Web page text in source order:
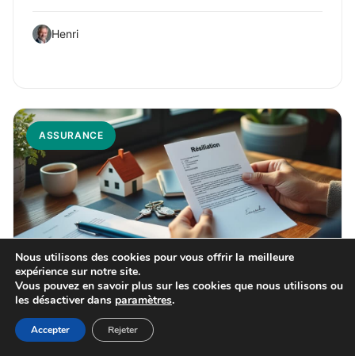
Henri
ASSURANCE
23 juillet 2026
Assurance habitation résiliée : causes,
droits et solutions clés
Nous utilisons des cookies pour vous offrir la meilleure
expérience sur notre site.
Vous pouvez en savoir plus sur les cookies que nous utilisons ou
les désactiver dans paramètres.
Accepter Rejeter